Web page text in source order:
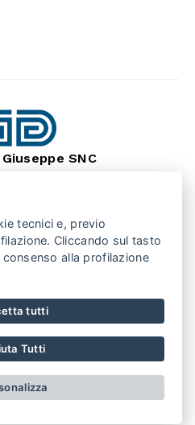
SNC
15
0175 346407
SECONDO (TO) 10060
0121 500508
REA 141230P.IVA 01875790048
POLICY
DI VENDITA
tecnici e, previo
Cliccando sul tasto
alla profilazione
tutti
Tutti